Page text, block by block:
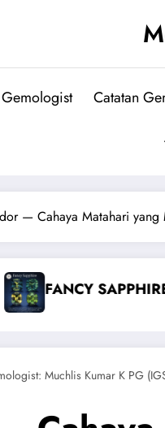
Catatan
— Cahaya Matahari yang
Bentuk Potongan
Muchlis Kumar K PG